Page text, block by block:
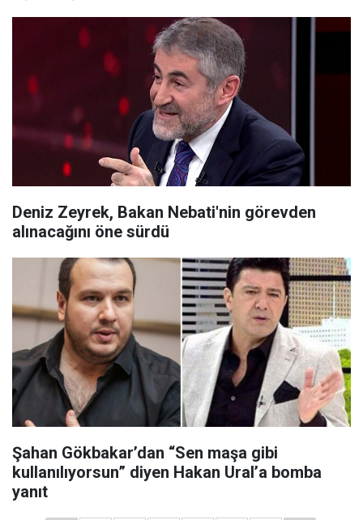
Deniz Zeyrek, Bakan Nebati'nin görevden
alınacağını öne sürdü
Şahan Gökbakar’dan “Sen maşa gibi
kullanılıyorsun” diyen Hakan Ural’a bomba
yanıt